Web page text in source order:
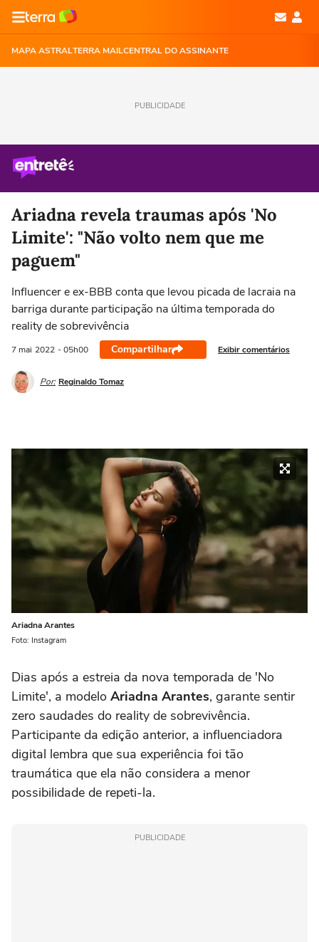
MAPA ASTRALTERRA MAILCENTRAL DO ASSINANTE
PUBLICIDADE
Ariadna revela traumas após 'No
Limite': "Não volto nem que me
paguem"
Influencer e ex-BBB conta que levou picada de lacraia na
barriga durante participação na última temporada do
reality de sobrevivência
7 mai 2022 - 05h00 Compartilhar Exibir comentários
Por: Reginaldo Tomaz
Ariadna Arantes
Foto: Instagram
Dias após a estreia da nova temporada de 'No
Limite', a modelo Ariadna Arantes, garante sentir
zero saudades do reality de sobrevivência.
Participante da edição anterior, a influenciadora
digital lembra que sua experiência foi tão
traumática que ela não considera a menor
possibilidade de repeti-la.
PUBLICIDADE